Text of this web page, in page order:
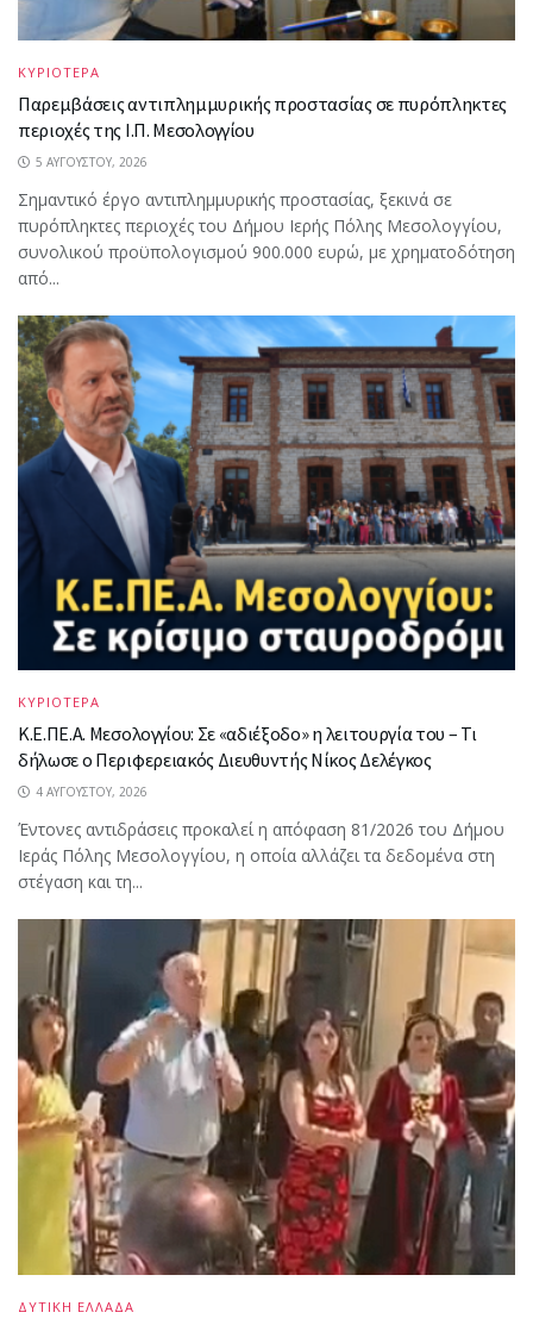
ΚΥΡΙΟΤΕΡΑ
Παρεμβάσεις αντιπλημμυρικής προστασίας σε πυρόπληκτες
περιοχές της Ι.Π. Μεσολογγίου
5 ΑΥΓΟΎΣΤΟΥ, 2026
Σημαντικό έργο αντιπλημμυρικής προστασίας, ξεκινά σε
πυρόπληκτες περιοχές του Δήμου Ιερής Πόλης Μεσολογγίου,
συνολικού προϋπολογισμού 900.000 ευρώ, με χρηματοδότηση
από...
ΚΥΡΙΟΤΕΡΑ
Κ.Ε.ΠΕ.Α. Μεσολογγίου: Σε «αδιέξοδο» η λειτουργία του – Τι
δήλωσε ο Περιφερειακός Διευθυντής Νίκος Δελέγκος
4 ΑΥΓΟΎΣΤΟΥ, 2026
Έντονες αντιδράσεις προκαλεί η απόφαση 81/2026 του Δήμου
Ιεράς Πόλης Μεσολογγίου, η οποία αλλάζει τα δεδομένα στη
στέγαση και τη...
ΔΥΤΙΚΗ ΕΛΛΑΔΑ